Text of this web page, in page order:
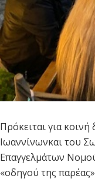
Πρόκειται για
Ιωαννίνωνκαι του
Επαγγελμάτων
«οδηγού της παρέας»